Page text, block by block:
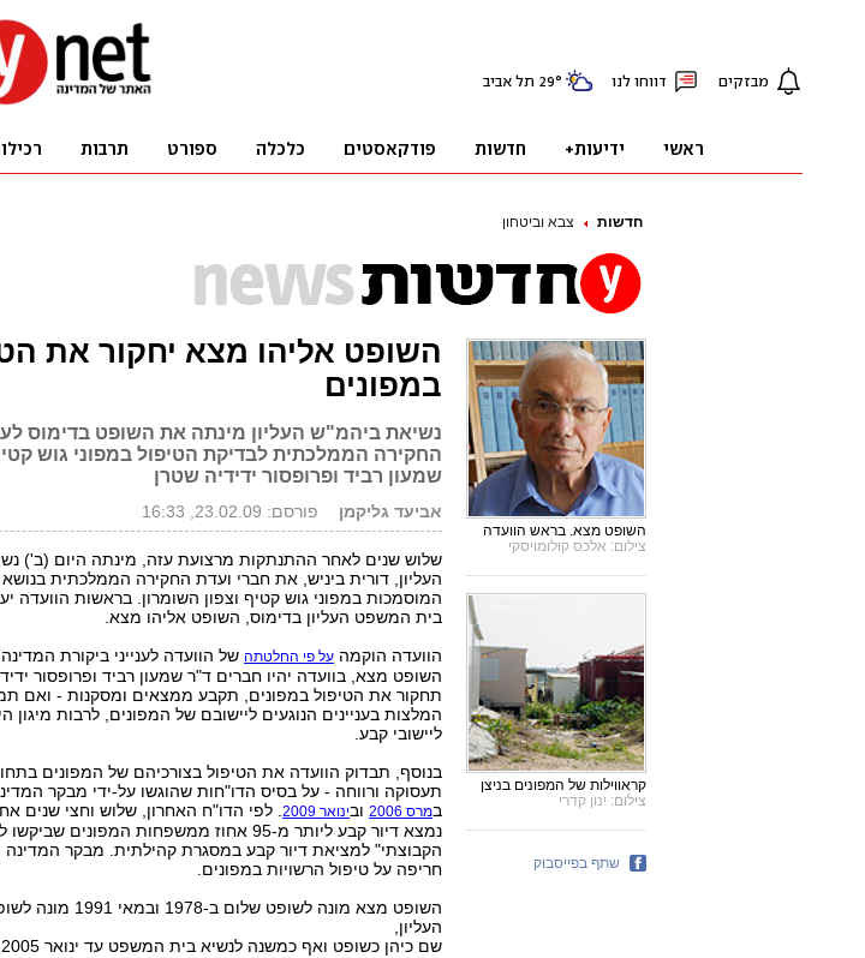
חדשות צבא וביטחון
השופט אליהו מצא יחקור את
במפונים
נשיאת ביהמ"ש העליון מינתה את השופט בדימוס
החקירה הממלכתית לבדיקת הטיפול במפוני גוש
שמעון רביד ופרופסור ידידיה שטרן
אביעד גליקמן פורסם: 23.02.09, 16:33
שלוש שנים לאחר ההתנתקות מרצועת עזה, מינתה היום (ב')
העליון, דורית ביניש, את חברי ועדת החקירה הממלכתית בנושא
המוסמכות במפוני גוש קטיף וצפון השומרון. בראשות הוועדה
בית המשפט העליון בדימוס, השופט אליהו מצא.
הוועדה הוקמה על פי החלטתהשל הוועדה לענייני ביקורת
השופט מצא, בוועדה יהיו חברים ד"ר שמעון רביד ופרופסור
תחקור את הטיפול במפונים, תקבע ממצאים ומסקנות - ואם
המלצות בעניינים הנוגעים ליישובם של המפונים, לרבות מיגון
ליישובי קבע.
בנוסף, תבדוק הוועדה את הטיפול בצורכיהם של המפונים
תעסוקה ורווחה - על בסיס הדו"חות שהוגשו על-ידי מבקר
במרס 2006 ובינואר 2009
. לפי הדו"ח האחרון, שלוש וחצי שנים
נמצא דיור קבע ליותר מ-95 אחוז ממשפחות
הקבוצתי" למציאת דיור קבע במסגרת קהילתית. מבקר
חריפה על טיפול הרשויות במפונים.
השופט מצא מונה לשופט
העליון,
שם כיהן כשופט ואף כמשנה לנשיא בית המשפט עד ינואר 2005, אז פרש לגמלאות.
השופט מצא. בראש הוועדה
צילום: אלכס קולומויסקי
קראווילות של המפונים בניצן
צילום: ינון קדרי
שתף בפייסבוק